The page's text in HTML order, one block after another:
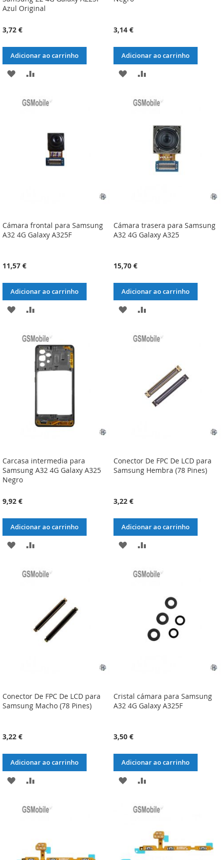
Azul Original
3,72 €
Adicionar ao carrinho
ADICIONAR
LISTACOMPARAÇÃO
3,14 €
Adicionar ao carrinho
ADICIONAR
LISTA
DESEJOS
ADICIONAR
COMPARAÇÃO
Cámara frontal para Samsung
A32 4G Galaxy A325F
11,57 €
Adicionar ao carrinho
ADICIONAR
LISTA
DESEJOS
COMPARAÇÃO
Cámara trasera para Samsung
A32 4G Galaxy A325
15,70 €
Adicionar ao carrinho
ADICIONAR
LISTA
ADICIONAR
COMPARAÇÃO
Carcasa intermedia para
Samsung A32 4G Galaxy A325
Negro
9,92 €
Adicionar ao carrinho
ADICIONAR
LISTA
DESEJOS
COMPARAÇÃO
Conector De FPC De LCD para
Samsung Hembra (78 Pines)
3,22 €
Adicionar ao carrinho
ADICIONAR
LISTA
DESEJOS
ADICIONAR
COMPARAÇÃO
Conector De FPC De LCD para
Samsung Macho (78 Pines)
3,22 €
Adicionar ao carrinho
ADICIONAR
LISTA
DESEJOS
COMPARAÇÃO
Cristal cámara para Samsung
A32 4G Galaxy A325F
3,50 €
Adicionar ao carrinho
ADICIONAR
LISTA
DESEJOS
ADICIONAR
COMPARAÇÃO